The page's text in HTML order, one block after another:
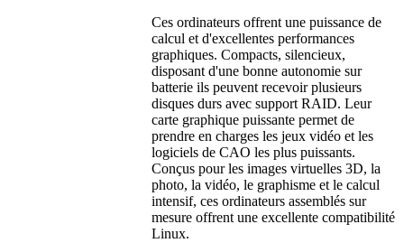
Ces ordinateurs offrent une puissance de
calcul et d'excellentes performances
graphiques. Compacts, silencieux,
disposant d'une bonne autonomie sur
batterie ils peuvent recevoir plusieurs
disques durs avec support RAID. Leur
carte graphique puissante permet de
prendre en charges les jeux vidéo et les
logiciels de CAO les plus puissants.
Conçus pour les images virtuelles 3D, la
photo, la vidéo, le graphisme et le calcul
intensif, ces ordinateurs assemblés sur
mesure offrent une excellente compatibilité
Linux.